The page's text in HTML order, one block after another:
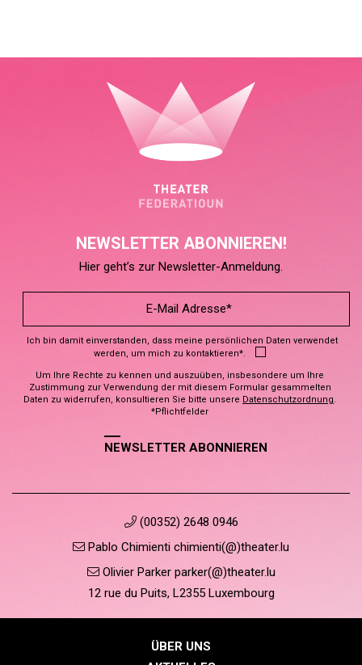
NEWSLETTER ABONNIEREN!
Hier geht’s zur Newsletter-Anmeldung.
Ich bin damit einverstanden, dass meine persönlichen Daten verwendet
werden, um mich zu kontaktieren*.
Um Ihre Rechte zu kennen und auszuüben, insbesondere um Ihre
Zustimmung zur Verwendung der mit diesem Formular gesammelten
Daten zu widerrufen, konsultieren Sie bitte unsere Datenschutzordnung.
*Pflichtfelder
NEWSLETTER ABONNIEREN
(00352) 2648 0946
Pablo Chimienti chimienti(@)theater.lu
Olivier Parker parker(@)theater.lu
12 rue du Puits, L2355 Luxembourg
ÜBER UNS